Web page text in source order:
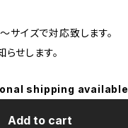
イズで対応致します。
せします。
shipping available
Add to cart